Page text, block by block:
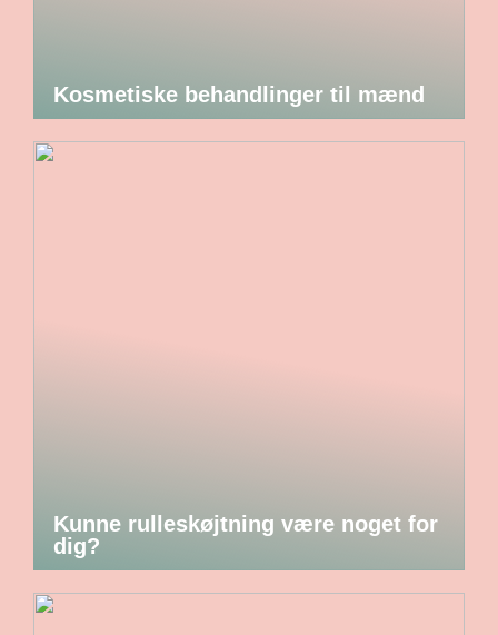
Kosmetiske behandlinger til mænd
Kunne rulleskøjtning være noget for
dig?